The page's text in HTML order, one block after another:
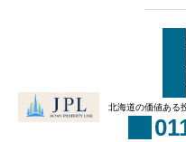
北海道の価値ある
投資物